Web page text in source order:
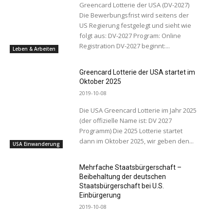
Leben & Arbeiten
Greencard Lotterie der USA (DV-2027)
Die Bewerbungsfrist wird seitens der
US Regierung festgelegt und sieht wie
folgt aus: DV-2027 Program: Online
Registration DV-2027 beginnt:...
USA Einwanderung
Greencard Lotterie der USA startet im
Oktober 2025
2019-10-08
Die USA Greencard Lotterie im Jahr 2025
(der offizielle Name ist: DV 2027
Programm) Die 2025 Lotterie startet
dann im Oktober 2025, wir geben den...
Mehrfache Staatsbürgerschaft –
Beibehaltung der deutschen
Staatsbürgerschaft bei U.S.
Einbürgerung
2019-10-08